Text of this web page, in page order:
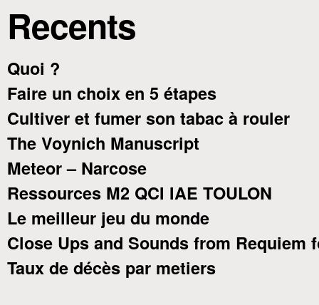
Recents
Quoi ?
Faire un choix en 5 étapes
Cultiver et fumer son tabac à rouler
The Voynich Manuscript
Meteor – Narcose
Ressources M2 QCI IAE TOULON
Le meilleur jeu du monde
Close Ups and Sounds from Requiem
Taux de décès par metiers